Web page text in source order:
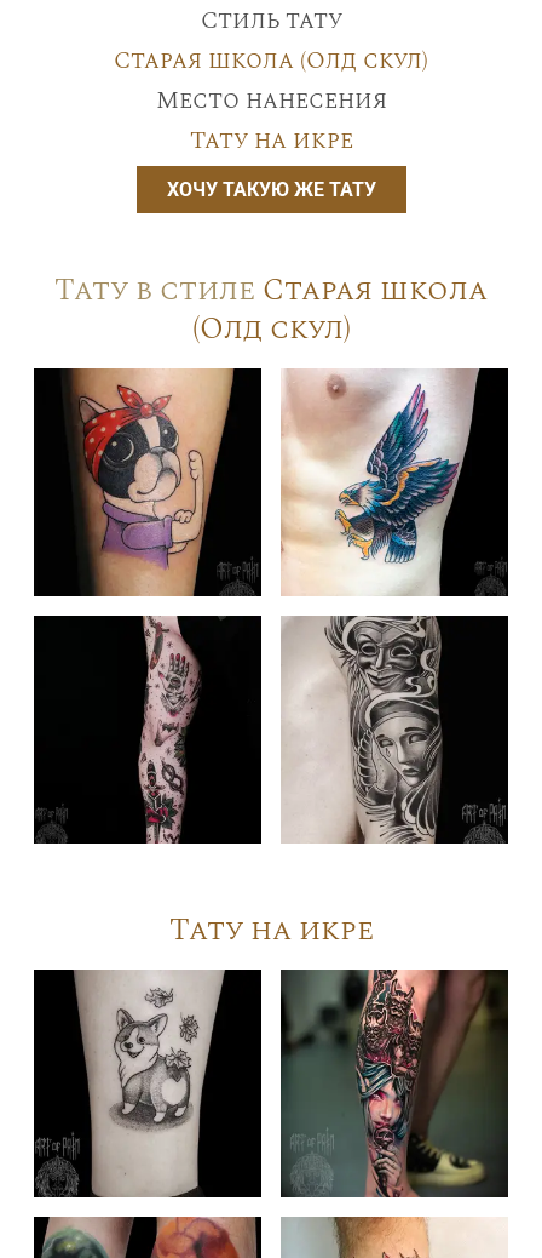
Стиль тату
Старая школа (Олд скул)
Место нанесения
Тату на икре
ХОЧУ ТАКУЮ ЖЕ ТАТУ
Тату в стиле Старая школа
(Олд скул)
Тату на икре